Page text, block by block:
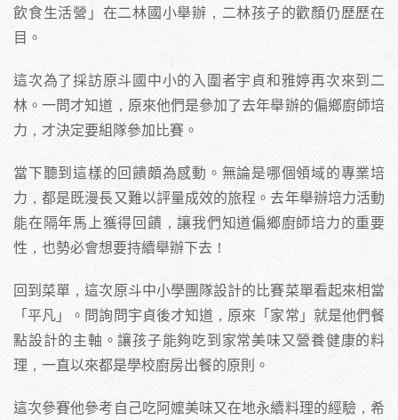
飲食生活營」在二林國小舉辦，二林孩子的歡顏仍歷歷在
目。
這次為了採訪原斗國中小的入圍者宇貞和雅婷再次來到二
林。一問才知道，原來他們是參加了去年舉辦的偏鄉廚師培
力，才決定要組隊參加比賽。
當下聽到這樣的回饋頗為感動。無論是哪個領域的專業培
力，都是既漫長又難以評量成效的旅程。去年舉辦培力活動
能在隔年馬上獲得回饋，讓我們知道偏鄉廚師培力的重要
性，也勢必會想要持續舉辦下去！
回到菜單，這次原斗中小學團隊設計的比賽菜單看起來相當
「平凡」。問詢問宇貞後才知道，原來「家常」就是他們餐
點設計的主軸。讓孩子能夠吃到家常美味又營養健康的料
理，一直以來都是學校廚房出餐的原則。
這次參賽他參考自己吃阿嬤美味又在地永續料理的經驗，希